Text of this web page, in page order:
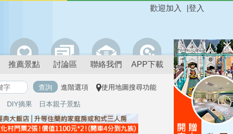
登入
歡迎加入
推薦景點 討論區 聯絡我們 APP下載
進階選項 使用地圖搜尋功能
DIY摘果 日本親子景點